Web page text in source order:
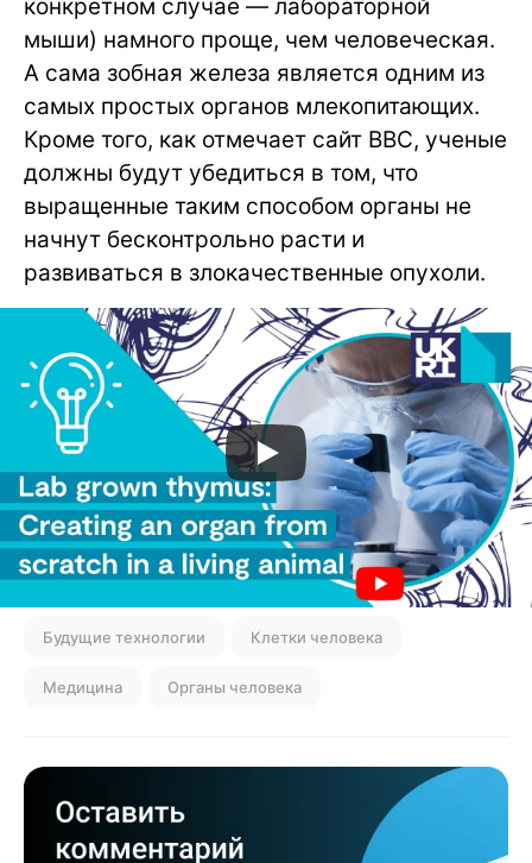
конкретном случае — лабораторной
мыши) намного проще, чем человеческая.
А сама зобная железа является одним из
самых простых органов млекопитающих.
Кроме того, как отмечает сайт BBC, ученые
должны будут убедиться в том, что
выращенные таким способом органы не
начнут бесконтрольно расти и
развиваться в злокачественные опухоли.
Будущие технологии Клетки человека
Медицина Органы человека